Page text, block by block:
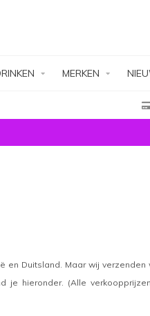
MERKEN
en Duitsland. Maar wij
je hieronder. (Alle